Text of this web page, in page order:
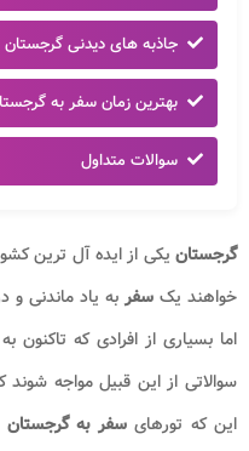
جاذبه های دیدنی گرجستان
بهترین زمان سفر به
سوالات متداول
گرجستان یکی از ایده آل ترین
خواهند یک سفربه یاد ماندنی و
اما بسیاری از افرادی که تاکنون
سوالاتی از این قبیل مواجه شوند
این که تورهایسفر به گرجستان